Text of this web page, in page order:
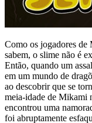
Como os jogadores
sabem, o slime não é
Então, quando um
em um mundo de
ao descobrir que se
meia-idade de Mikami
encontrou uma
foi abruptamente